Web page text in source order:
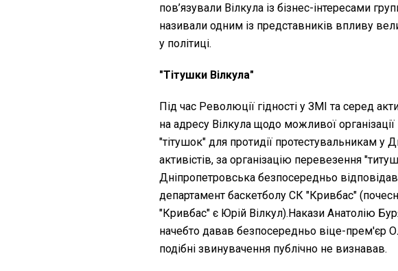
пов’язували Вілкула із бізнес-інтересами
називали одним із представників впливу
у політиці.
"Тітушки Вілкула"
Під час Революції гідності у ЗМІ та серед
на адресу Вілкула щодо можливої
"тітушок" для протидії протестувальникам у
активістів, за організацію перевезення
Дніпропетровська безпосередньо
департамент баскетболу СК "Кривбас"
"Кривбас" є Юрій Вілкул).Накази Анатолію
начебто давав безпосередньо віце-прем'єр
подібні звинувачення публічно не визнавав.